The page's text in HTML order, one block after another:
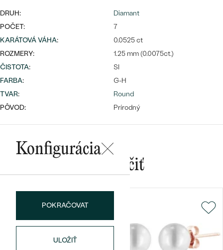
Bestsellery
OBJAVIŤ
DRUH:
Diamant
POČET:
7
KARÁTOVÁ VÁHA:
0.0525 ct
ROZMERY:
1.25 mm (0.0075ct.)
ČISTOTA:
SI
FARBA:
G-H
TVAR:
Round
PÔVOD:
Prírodný
Konfigurácia
POKRAČOVAT
ULOŽIŤ
Mohlo by sa vám páčiť